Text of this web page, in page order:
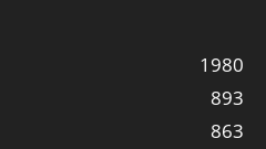
1980
893
863